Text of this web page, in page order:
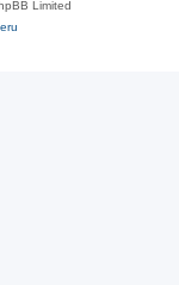
Limited